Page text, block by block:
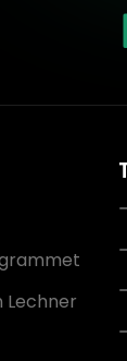
Lechner